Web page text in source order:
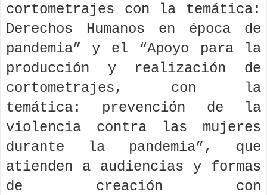
cortometrajes con la temática:
Derechos Humanos en época de
pandemia” y el “Apoyo para la
producción y realización de
cortometrajes, con la
temática: prevención de la
violencia contra las mujeres
durante la pandemia”, que
atienden a audiencias y formas
de creación con